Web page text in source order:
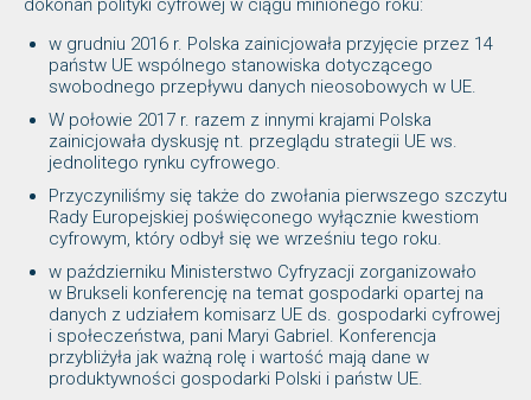
dokonań polityki cyfrowej w ciągu minionego roku:
w grudniu 2016 r. Polska zainicjowała przyjęcie przez 14
państw UE wspólnego stanowiska dotyczącego
swobodnego przepływu danych nieosobowych w UE.
W połowie 2017 r. razem z innymi krajami Polska
zainicjowała dyskusję nt. przeglądu strategii UE ws.
jednolitego rynku cyfrowego.
Przyczyniliśmy się także do zwołania pierwszego szczytu
Rady Europejskiej poświęconego wyłącznie kwestiom
cyfrowym, który odbył się we wrześniu tego roku.
w październiku Ministerstwo Cyfryzacji zorganizowało
w Brukseli konferencję na temat gospodarki opartej na
danych z udziałem komisarz UE ds. gospodarki cyfrowej
i społeczeństwa, pani Maryi Gabriel. Konferencja
przybliżyła jak ważną rolę i wartość mają dane w
produktywności gospodarki Polski i państw UE.